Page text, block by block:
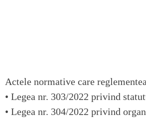
Actele normative care
• Legea nr. 303/2022 privind
• Legea nr. 304/2022 privind